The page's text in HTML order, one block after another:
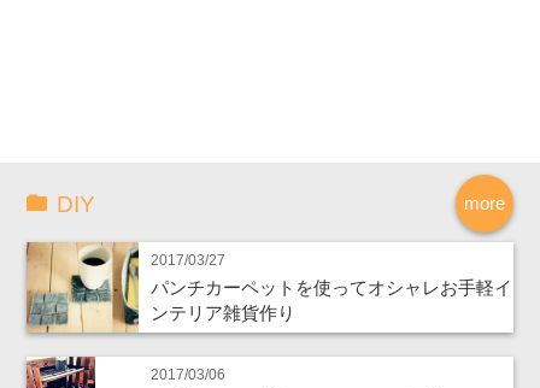
more
DIY
2017/03/27
パンチカーペットを使ってオシャレお手軽イ
ンテリア雑貨作り
2017/03/06